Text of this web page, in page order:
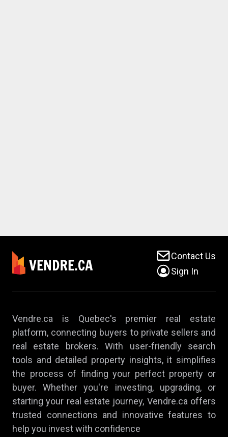
Contact Us
Sign In
Vendre.ca is Quebec's premier real estate
platform, connecting buyers to private sellers and
real estate brokers. With user-friendly search
tools and detailed property insights, it simplifies
the process of finding your perfect property or
buyer. Whether you're investing, upgrading, or
starting your real estate journey, Vendre.ca offers
trusted connections and innovative features to
help you invest with confidence